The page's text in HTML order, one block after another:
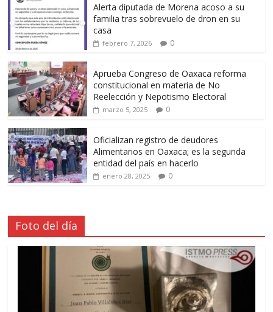
Alerta diputada de Morena acoso a su
familia tras sobrevuelo de dron en su
casa
febrero 7, 2026 0
Aprueba Congreso de Oaxaca reforma
constitucional en materia de No
Reelección y Nepotismo Electoral
marzo 5, 2025 0
Oficializan registro de deudores
Alimentarios en Oaxaca; es la segunda
entidad del país en hacerlo
enero 28, 2025 0
Foto del día